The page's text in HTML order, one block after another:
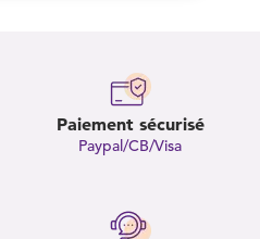
Paiement sécurisé
Paypal/CB/Visa